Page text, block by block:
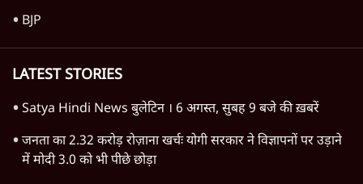
BJP
LATEST STORIES
Satya Hindi News बुलेटिन । 6 अगस्त, सुबह 9 बजे की ख़बरें
जनता का 2.32 करोड़ रोज़ाना खर्चः योगी सरकार ने विज्ञापनों पर उड़ाने
में मोदी 3.0 को भी पीछे छोड़ा